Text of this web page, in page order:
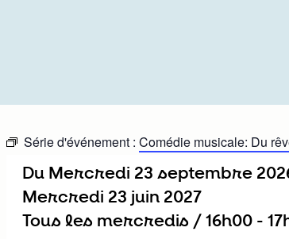
Série d'événement : Comédie musicale: Du
Du mercredi 23 septembre
mercredi 23 juin 2027
Tous les mercredis / 16h00 -